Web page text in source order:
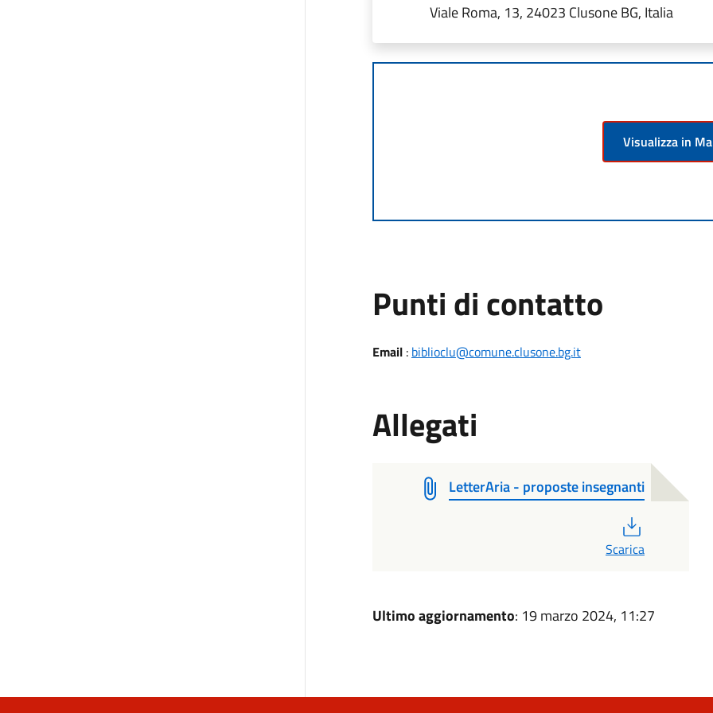
Viale Roma, 13, 24023 Clusone BG, Italia
Visualizza in
Punti di contatto
Email: biblioclu@comune.clusone.bg.it
Allegati
LetterAria - proposte insegnanti
Scarica
Ultimo aggiornamento: 19 marzo 2024, 11:27